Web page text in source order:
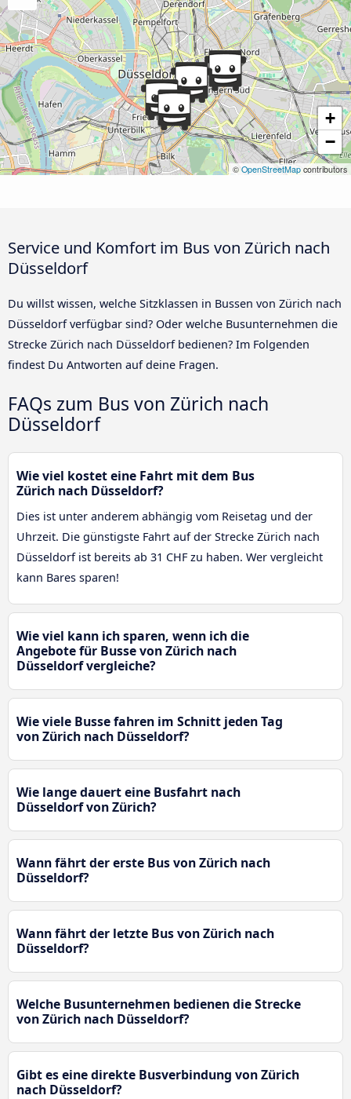
+
−
© OpenStreetMap contributors
Service und Komfort im Bus von Zürich nach
Düsseldorf
Du willst wissen, welche Sitzklassen in Bussen von Zürich nach
Düsseldorf verfügbar sind? Oder welche Busunternehmen die
Strecke Zürich nach Düsseldorf bedienen? Im Folgenden
findest Du Antworten auf deine Fragen.
FAQs zum Bus von Zürich nach
Düsseldorf
Wie viel kostet eine Fahrt mit dem Bus
Zürich nach Düsseldorf?
Dies ist unter anderem abhängig vom Reisetag und der
Uhrzeit. Die günstigste Fahrt auf der Strecke Zürich nach
Düsseldorf ist bereits ab 31 CHF zu haben. Wer vergleicht
kann Bares sparen!
Wie viel kann ich sparen, wenn ich die
Angebote für Busse von Zürich nach
Düsseldorf vergleiche?
Wie viele Busse fahren im Schnitt jeden Tag
von Zürich nach Düsseldorf?
Wie lange dauert eine Busfahrt nach
Düsseldorf von Zürich?
Wann fährt der erste Bus von Zürich nach
Düsseldorf?
Wann fährt der letzte Bus von Zürich nach
Düsseldorf?
Welche Busunternehmen bedienen die Strecke
von Zürich nach Düsseldorf?
Gibt es eine direkte Busverbindung von Zürich
nach Düsseldorf?